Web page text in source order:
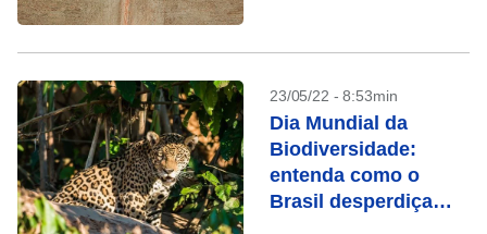
23/05/22 - 8:53min
Dia Mundial da
Biodiversidade:
entenda como o
Brasil desperdiça